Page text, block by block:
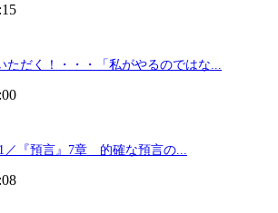
だく！・・・「私がやるのではな...
／『預言』7章 的確な預言の...